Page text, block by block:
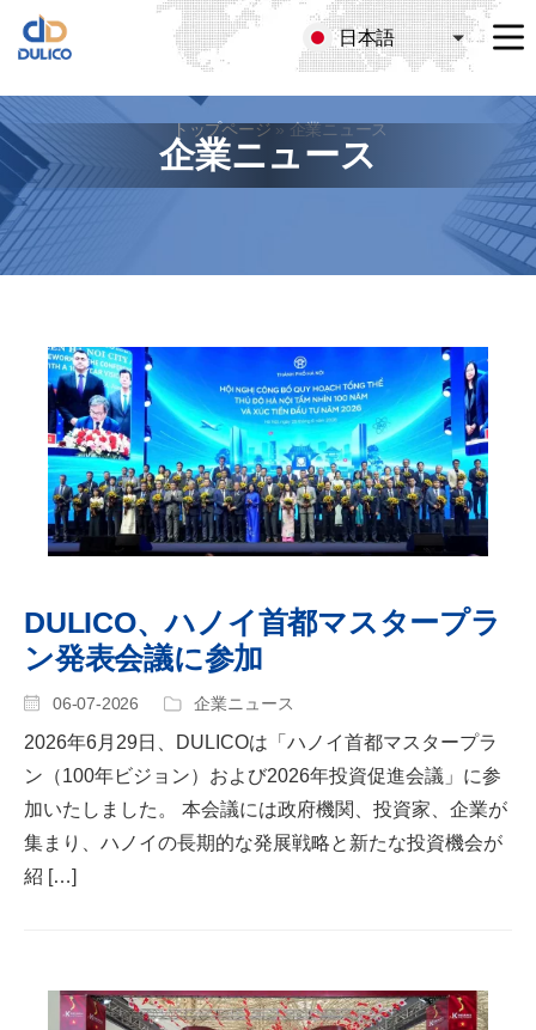
&
TRADING
DULICO
COMPANY
LIMITED
日本語
トップページ»企業ニュース
企業ニュース
DULICO、ハノイ首都マスタープラ
ン発表会議に参加
06-07-2026 企業ニュース
2026年6月29日、DULICOは「ハノイ首都マスタープラ
ン（100年ビジョン）および2026年投資促進会議」に参
加いたしました。 本会議には政府機関、投資家、企業が
集まり、ハノイの長期的な発展戦略と新たな投資機会が
紹 […]